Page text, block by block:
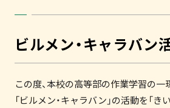
ビルメン・キャラバン
この度、本校の高等部の作業学習の
「ビルメン・キャラバン」の活動を「